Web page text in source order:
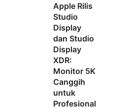
Apple Rilis
Studio
Display
dan Studio
Display
XDR:
Monitor 5K
Canggih
untuk
Profesional